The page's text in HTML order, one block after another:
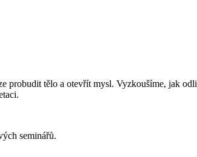
probudit tělo a otevřít mysl. Vyzkoušíme, jak
seminářů.